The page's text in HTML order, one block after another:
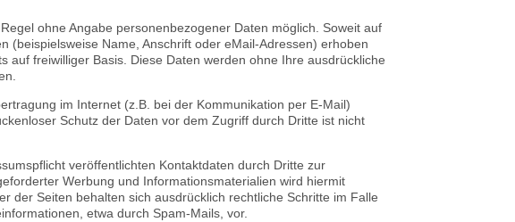
ohne Angabe personenbezogener Daten möglich. Soweit auf
(beispielsweise Name, Anschrift oder eMail-Adressen) erhoben
auf freiwilliger Basis. Diese Daten werden ohne Ihre ausdrückliche
im Internet (z.B. bei der Kommunikation per E-Mail)
Schutz der Daten vor dem Zugriff durch Dritte ist nicht
veröffentlichten Kontaktdaten durch Dritte zur
Werbung und Informationsmaterialien wird hiermit
der Seiten behalten sich ausdrücklich rechtliche Schritte im Falle
etwa durch Spam-Mails, vor.